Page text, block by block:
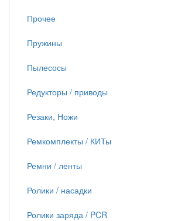
Прочее
Пружины
Пылесосы
Редукторы / приводы
Резаки, Ножи
Ремкомплекты / КИТы
Ремни / ленты
Ролики / насадки
Ролики заряда / PCR